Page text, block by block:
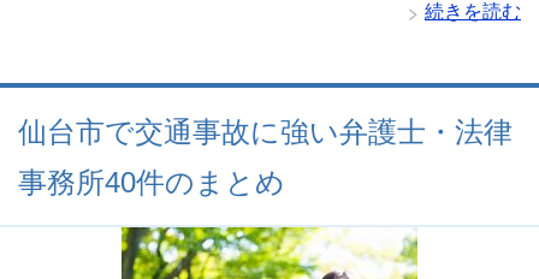
続きを読む
仙台市で交通事故に強い弁護士・法律
事務所40件のまとめ